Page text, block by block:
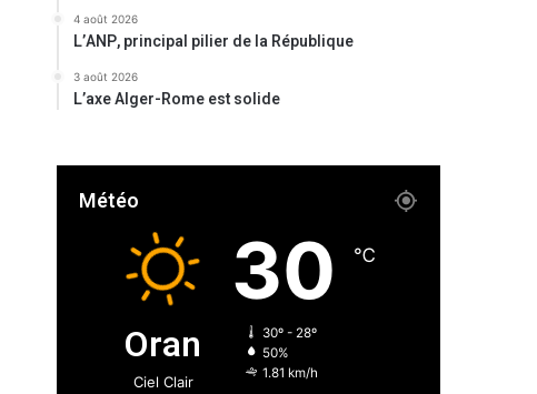
4 août 2026
L’ANP, principal pilier de la République
3 août 2026
L’axe Alger-Rome est solide
Météo
Oran
Ciel Clair
30 ℃
30º - 28º
50%
1.81 km/h